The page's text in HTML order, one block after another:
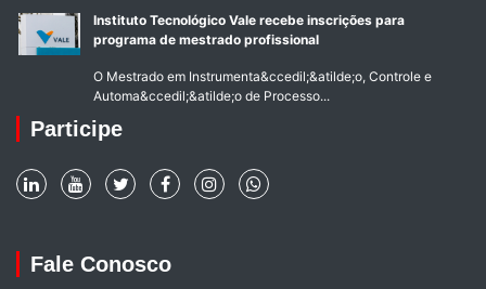
Instituto Tecnológico Vale recebe inscrições para
programa de mestrado profissional
O Mestrado em Instrumenta&ccedil;&atilde;o, Controle e
Automa&ccedil;&atilde;o de Processo...
Participe
Fale Conosco